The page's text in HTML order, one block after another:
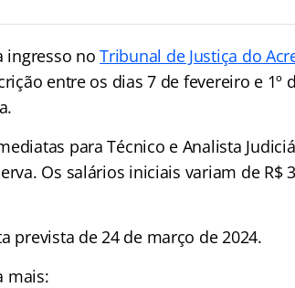
ingresso noTribunal de Justiça do
entre os dias 7 de fevereiro e 1º
para Técnico e Analista
Os salários iniciais variam de R$
prevista de 24 de março de 2024.
mais: